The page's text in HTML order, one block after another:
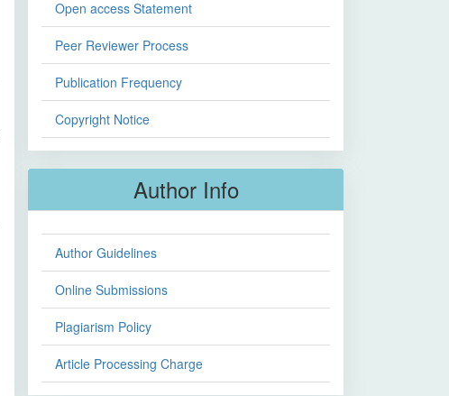
Open access Statement
Peer Reviewer Process
Publication Frequency
Copyright Notice
Author Info
Author Guidelines
Online Submissions
Plagiarism Policy
Article Processing Charge